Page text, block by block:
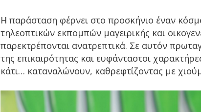
Η παράσταση φέρνει στο προσκήνιο έναν
τηλεοπτικών εκπομπών μαγειρικής και
παρεκτρέπονται ανατρεπτικά. Σε αυτόν
της επικαιρότητας και ευφάνταστοι
κάτι… καταναλώνουν, καθρεφτίζοντας με